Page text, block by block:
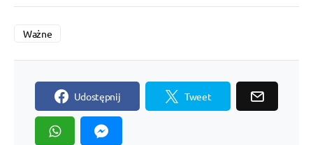
Ważne
Udostępnij Tweet